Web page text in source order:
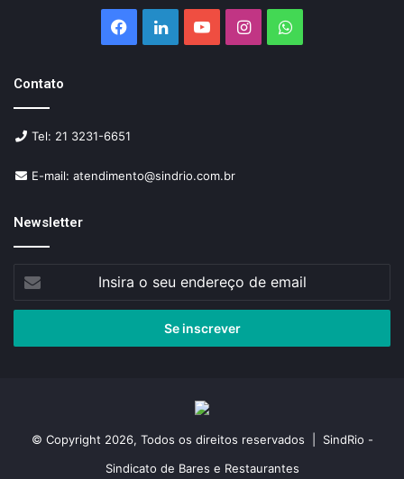
Facebook
LinkedinYouTubeInstagramWhatsApp
Contato
Tel: 21 3231-6651
E-mail: atendimento@sindrio.com.br
Newsletter
seu
de
© Copyright 2026, Todos os direitos reservados | SindRio -
Sindicato de Bares e Restaurantes